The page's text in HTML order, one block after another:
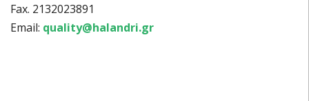
Fax. 2132023891
Email: quality@halandri.gr